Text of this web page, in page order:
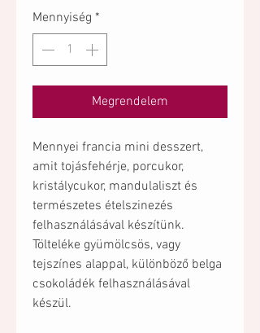
Mennyiség *
Megrendelem
Mennyei francia mini desszert,
amit tojásfehérje, porcukor,
kristálycukor, mandulaliszt és
természetes ételszinezés
felhasználásával készítünk.
Tölteléke gyümölcsös, vagy
tejszínes alappal, különböző belga
csokoládék felhasználásával
készül.